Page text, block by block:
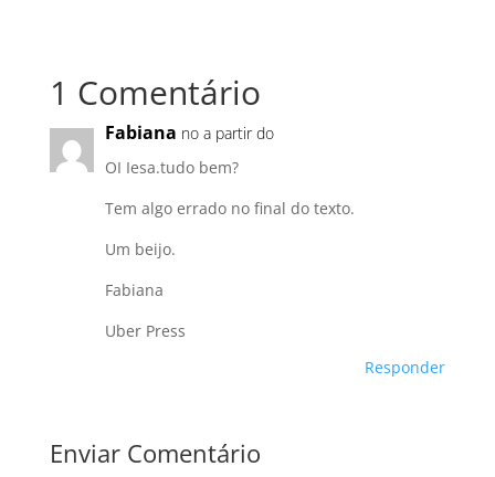
1 Comentário
Fabiana no a partir do
OI Iesa.tudo bem?
Tem algo errado no final do texto.
Um beijo.
Fabiana
Uber Press
Responder
Enviar Comentário